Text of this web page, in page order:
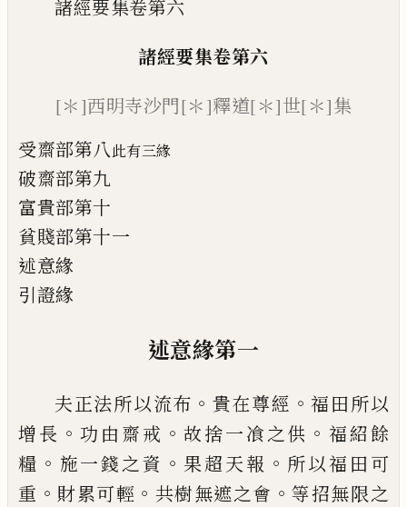
諸經要集卷第六
諸經要集卷第六
[＊]西明寺沙門[＊]釋道[＊]世[＊]集
受齋部第八此有三緣
破齋部第九
富貴部第十
貧賤部第十一
述意緣
引證緣
述意緣第一
夫正法所以流布 。 貴在尊經 。福田所以
增長 。 功由齋戒 。故捨一飡之供 。 福紹餘
糧 。 施一錢之資 。 果超天報 。 所以福田可
重 。 財累可輕 。 共樹無遮之會 。等招無限之